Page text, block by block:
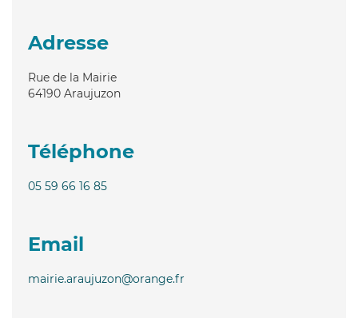
Adresse
Rue de la Mairie
64190 Araujuzon
Téléphone
05 59 66 16 85
Email
mairie.araujuzon@orange.fr